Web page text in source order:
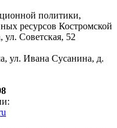
политики,
ресурсов Костромской
ул. Советская, 52
ул. Ивана Сусанина, д.